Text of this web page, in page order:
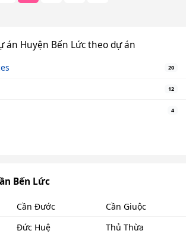
án Huyện Bến Lức theo dự án
20
12
4
Bến Lức
Cần Đước
Cần Giuộc
Đức Huệ Thủ Thừa